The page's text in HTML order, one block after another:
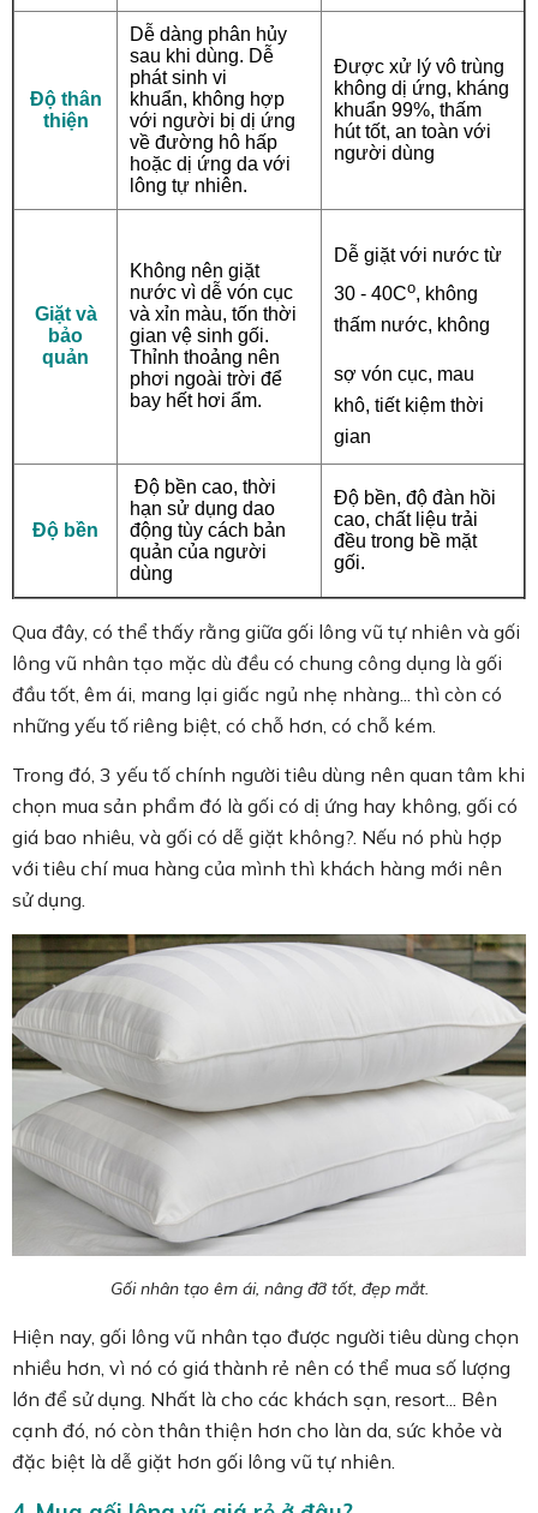
Độ thân
thiện
Dễ dàng phân hủy
sau khi dùng. Dễ
phát sinh vi
khuẩn, không hợp
với người bị dị ứng
về đường hô hấp
hoặc dị ứng da với
lông tự nhiên.
Được xử lý vô trùng
không dị ứng, kháng
khuẩn 99%, thấm
hút tốt, an toàn với
người dùng
Giặt và
bảo
quản
Không nên giặt
nước vì dễ vón cục
và xỉn màu, tốn thời
gian vệ sinh gối.
Thỉnh thoảng nên
phơi ngoài trời để
bay hết hơi ẩm.
Dễ giặt với nước từ
30 - 40Co, không
thấm nước, không
sợ vón cục, mau
khô, tiết kiệm thời
gian
Độ bền
Độ bền cao, thời
hạn sử dụng dao
động tùy cách bản
quản của người
dùng
Độ bền, độ đàn hồi
cao, chất liệu trải
đều trong bề mặt
gối.
Qua đây, có thể thấy rằng giữa gối lông vũ tự nhiên và gối
lông vũ nhân tạo mặc dù đều có chung công dụng là gối
đầu tốt, êm ái, mang lại giấc ngủ nhẹ nhàng... thì còn có
những yếu tố riêng biệt, có chỗ hơn, có chỗ kém.
Trong đó, 3 yếu tố chính người tiêu dùng nên quan tâm khi
chọn mua sản phẩm đó là gối có dị ứng hay không, gối có
giá bao nhiêu, và gối có dễ giặt không?. Nếu nó phù hợp
với tiêu chí mua hàng của mình thì khách hàng mới nên
sử dụng.
Gối nhân tạo êm ái, nâng đỡ tốt, đẹp mắt.
Hiện nay, gối lông vũ nhân tạo được người tiêu dùng chọn
nhiều hơn, vì nó có giá thành rẻ nên có thể mua số lượng
lớn để sử dụng. Nhất là cho các khách sạn, resort... Bên
cạnh đó, nó còn thân thiện hơn cho làn da, sức khỏe và
đặc biệt là dễ giặt hơn gối lông vũ tự nhiên.